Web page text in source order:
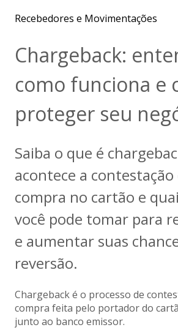
Recebedores e Movimentações
Chargeback:
como funciona e
proteger seu
Saiba o que é
acontece a contestação
compra no cartão e
você pode tomar para
e aumentar suas
reversão.
Chargeback é o processo de
compra feita pelo portador do
junto ao banco emissor.